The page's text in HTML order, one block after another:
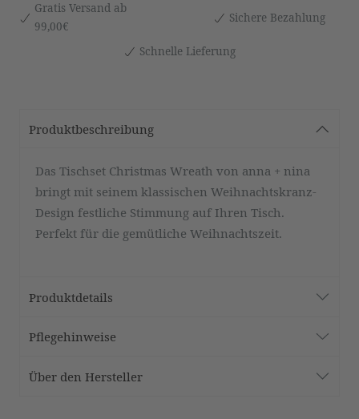
Gratis Versand ab
99,00€
Sichere Bezahlung
Schnelle Lieferung
Produktbeschreibung
Das Tischset Christmas Wreath von anna + nina
bringt mit seinem klassischen Weihnachtskranz-
Design festliche Stimmung auf Ihren Tisch.
Perfekt für die gemütliche Weihnachtszeit.
Produktdetails
Pflegehinweise
Über den Hersteller